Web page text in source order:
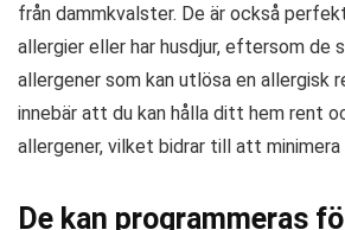
från dammkvalster. De är också
allergier eller har husdjur, eftersom de
allergener som kan utlösa en allergisk
innebär att du kan hålla ditt hem rent
allergener, vilket bidrar till att minimera
De kan programmeras